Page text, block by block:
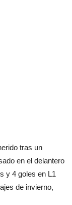
tras un
en el delantero
y 4 goles en L1
de invierno,